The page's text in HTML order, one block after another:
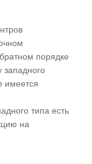
порядке
западного
имеется
типа есть
на